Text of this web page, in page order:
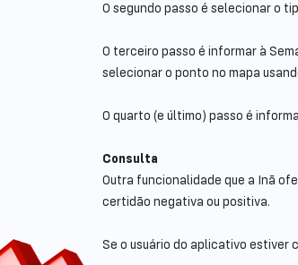
O segundo passo é selecionar o
O terceiro passo é informar à
selecionar o ponto no mapa
O quarto (e último) passo é
Consulta
Outra funcionalidade que a Inã
certidão negativa ou positiva.
Se o usuário do aplicativo estiver